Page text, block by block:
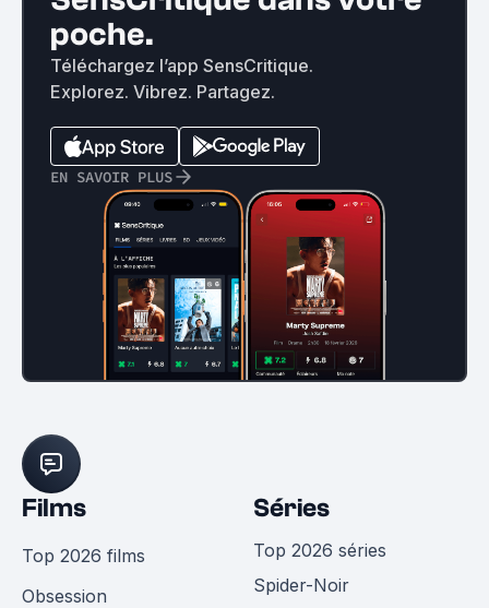
poche.
Téléchargez l’app SensCritique.
Explorez. Vibrez. Partagez.
EN SAVOIR PLUS
Films
Top 2026 films
Obsession
Séries
Top 2026 séries
Spider-Noir